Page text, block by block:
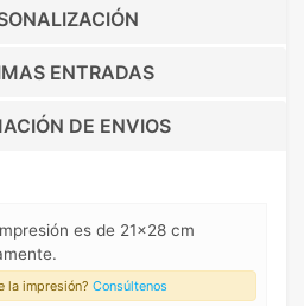
ENTRADAS
DE ENVIOS
es de 21x28 cm
la impresión? Consúltenos